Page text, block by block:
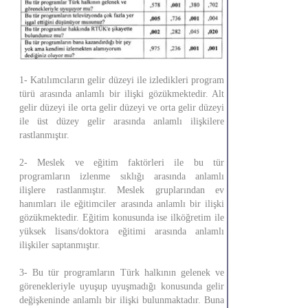
1- Katılımcıların gelir düzeyi ile izledikleri program
türü arasında anlamlı bir ilişki gözükmektedir. Alt
gelir düzeyi ile orta gelir düzeyi ve orta gelir düzeyi
ile üst düzey gelir arasında anlamlı ilişkilere
rastlanmıştır.
2- Meslek ve eğitim faktörleri ile bu tür
programların izlenme sıklığı arasında anlamlı
ilişlere rastlanmıştır. Meslek gruplarından ev
hanımları ile eğitimciler arasında anlamlı bir ilişki
gözükmektedir. Eğitim konusunda ise ilköğretim ile
yüksek lisans/doktora eğitimi arasında anlamlı
ilişkiler saptanmıştır.
3- Bu tür programların Türk halkının gelenek ve
görenekleriyle uyuşup uyuşmadığı konusunda gelir
değişkeninde anlamlı bir ilişki bulunmaktadır. Buna